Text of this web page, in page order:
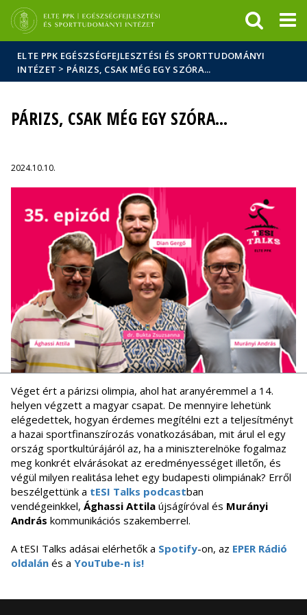
Hírek
Események
ELTE a
sajtóban
ELTE PPK EGÉSZSÉGFEJLESZTÉSI ÉS SPORTTUDOMÁNYI
INTÉZET > PÁRIZS, CSAK MÉG EGY SZÓRA...
PÁRIZS, CSAK MÉG EGY SZÓRA...
2024.10.10.
Véget ért a párizsi olimpia, ahol hat aranyéremmel a 14.
helyen végzett a magyar csapat. De mennyire lehetünk
elégedettek, hogyan érdemes megítélni ezt a teljesítményt
a hazai sportfinanszírozás vonatkozásában, mit árul el egy
ország sportkultúrájáról az, ha a miniszterelnöke fogalmaz
meg konkrét elvárásokat az eredményességet illetőn, és
végül milyen realitása lehet egy budapesti olimpiának? Erről
beszélgettünk a tESI Talks podcastban
vendégeinkkel, Ághassi Attila újságíróval és Murányi
András kommunikációs szakemberrel.
A tESI Talks adásai elérhetők a Spotify-on, az EPER Rádió
oldalán és a YouTube-n is!